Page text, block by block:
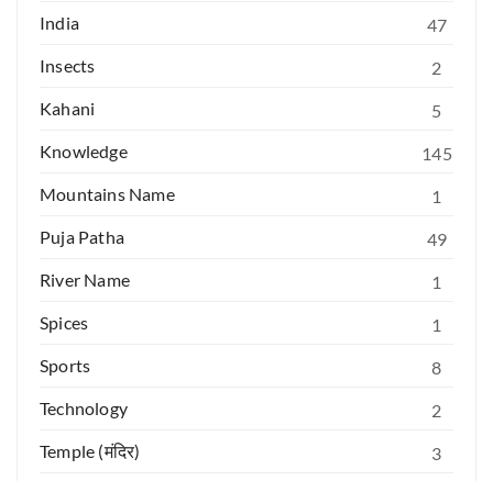
India
47
Insects
2
Kahani
5
Knowledge
145
Mountains Name
1
Puja Patha
49
River Name
1
Spices
1
Sports
8
Technology
2
Temple (मंदिर)
3